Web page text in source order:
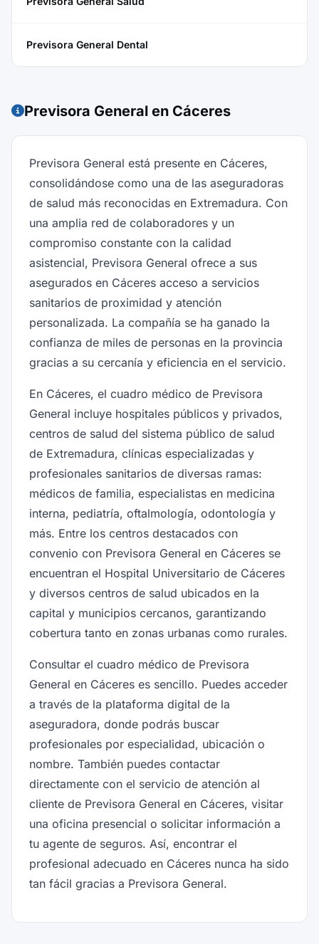
Previsora General Dental
Previsora General en Cáceres
Previsora General está presente en Cáceres,
consolidándose como una de las aseguradoras
de salud más reconocidas en Extremadura. Con
una amplia red de colaboradores y un
compromiso constante con la calidad
asistencial, Previsora General ofrece a sus
asegurados en Cáceres acceso a servicios
sanitarios de proximidad y atención
personalizada. La compañía se ha ganado la
confianza de miles de personas en la provincia
gracias a su cercanía y eficiencia en el servicio.
En Cáceres, el cuadro médico de Previsora
General incluye hospitales públicos y privados,
centros de salud del sistema público de salud
de Extremadura, clínicas especializadas y
profesionales sanitarios de diversas ramas:
médicos de familia, especialistas en medicina
interna, pediatría, oftalmología, odontología y
más. Entre los centros destacados con
convenio con Previsora General en Cáceres se
encuentran el Hospital Universitario de Cáceres
y diversos centros de salud ubicados en la
capital y municipios cercanos, garantizando
cobertura tanto en zonas urbanas como rurales.
Consultar el cuadro médico de Previsora
General en Cáceres es sencillo. Puedes acceder
a través de la plataforma digital de la
aseguradora, donde podrás buscar
profesionales por especialidad, ubicación o
nombre. También puedes contactar
directamente con el servicio de atención al
cliente de Previsora General en Cáceres, visitar
una oficina presencial o solicitar información a
tu agente de seguros. Así, encontrar el
profesional adecuado en Cáceres nunca ha sido
tan fácil gracias a Previsora General.